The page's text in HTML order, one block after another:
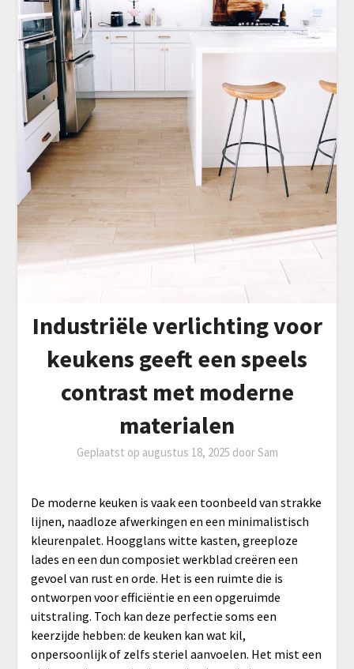
Industriële verlichting voor
keukens geeft een speels
contrast met moderne
materialen
Geplaatst op augustus 18, 2025 doorSam
De moderne keuken is vaak een toonbeeld van strakke
lijnen, naadloze afwerkingen en een minimalistisch
kleurenpalet. Hoogglans witte kasten, greeploze
lades en een dun composiet werkblad creëren een
gevoel van rust en orde. Het is een ruimte die is
ontworpen voor efficiëntie en een opgeruimde
uitstraling. Toch kan deze perfectie soms een
keerzijde hebben: de keuken kan wat kil,
onpersoonlijk of zelfs steriel aanvoelen. Het mist een